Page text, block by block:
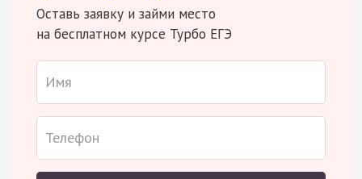
Оставь заявку и займи место
на бесплатном курсе Турбо ЕГЭ